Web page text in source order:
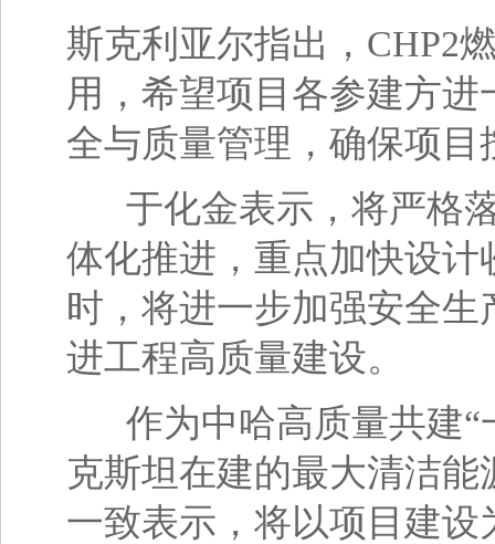
斯克利亚尔指出，CHP2
用，希望项目各参建方
全与质量管理，确保项
于化金表示，将严格落
体化推进，重点加快设
时，将进一步加强安全
进工程高质量建设。
作为中哈高质量共建“
克斯坦在建的最大清洁
一致表示，将以项目建